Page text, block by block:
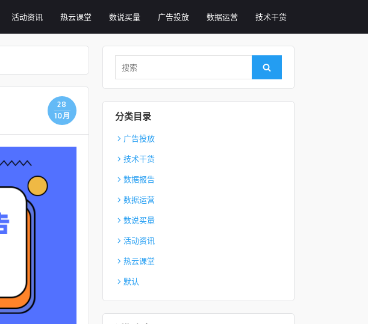
活动资讯 热云课堂 数说买量 广告投放 数据运营 技术干货
28
10月
Search for:
Search
分类目录
广告投放
技术干货
数据报告
数据运营
数说买量
活动资讯
热云课堂
默认